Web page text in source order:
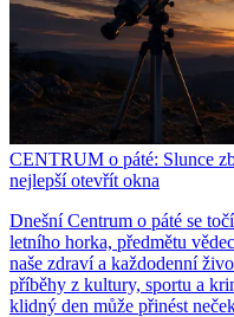
CENTRUM o páté: Slunce
nejlepší otevřít okna
Dnešní Centrum o páté se
letního horka, předmětu
naše zdraví a každodenní
příběhy z kultury, sportu a
klidný den může přinést